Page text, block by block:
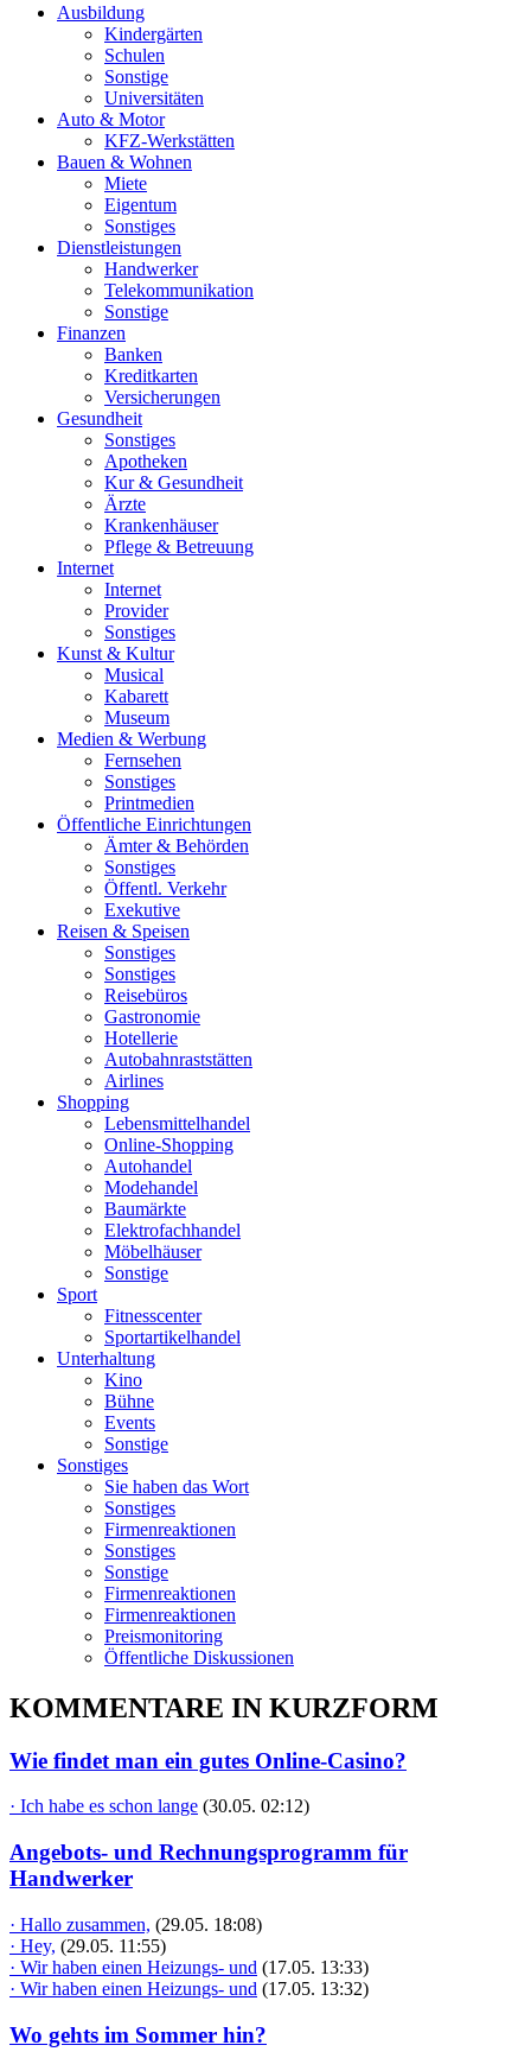
Ausbildung
Kindergärten
Schulen
Sonstige
Universitäten
Auto & Motor
KFZ-Werkstätten
Bauen & Wohnen
Miete
Eigentum
Sonstiges
Dienstleistungen
Handwerker
Telekommunikation
Sonstige
Finanzen
Banken
Kreditkarten
Versicherungen
Gesundheit
Sonstiges
Apotheken
Kur & Gesundheit
Ärzte
Krankenhäuser
Pflege & Betreuung
Internet
Internet
Provider
Sonstiges
Kunst & Kultur
Musical
Kabarett
Museum
Medien & Werbung
Fernsehen
Sonstiges
Printmedien
Öffentliche Einrichtungen
Ämter & Behörden
Sonstiges
Öffentl. Verkehr
Exekutive
Reisen & Speisen
Sonstiges
Sonstiges
Reisebüros
Gastronomie
Hotellerie
Autobahnraststätten
Airlines
Shopping
Lebensmittelhandel
Online-Shopping
Autohandel
Modehandel
Baumärkte
Elektrofachhandel
Möbelhäuser
Sonstige
Sport
Fitnesscenter
Sportartikelhandel
Unterhaltung
Kino
Bühne
Events
Sonstige
Sonstiges
Sie haben das Wort
Sonstiges
Firmenreaktionen
Sonstiges
Sonstige
Firmenreaktionen
Firmenreaktionen
Preismonitoring
Öffentliche Diskussionen
KOMMENTARE IN KURZFORM
Wie findet man ein gutes Online-Casino?
· Ich habe es schon lange (30.05. 02:12)
Angebots- und Rechnungsprogramm für
Handwerker
· Hallo zusammen, (29.05. 18:08)
· Hey, (29.05. 11:55)
· Wir haben einen Heizungs- und (17.05. 13:33)
· Wir haben einen Heizungs- und (17.05. 13:32)
Wo gehts im Sommer hin?